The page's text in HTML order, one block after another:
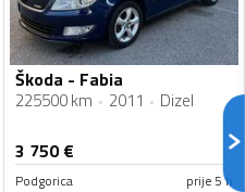
Škoda - Fabia
225500 km 2011 Dizel
3 750€
Podgorica prije 5 h